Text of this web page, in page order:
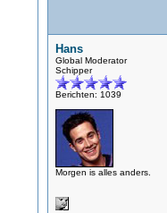
Hans
Global Moderator
Schipper
Berichten: 1039
Morgen is alles anders.